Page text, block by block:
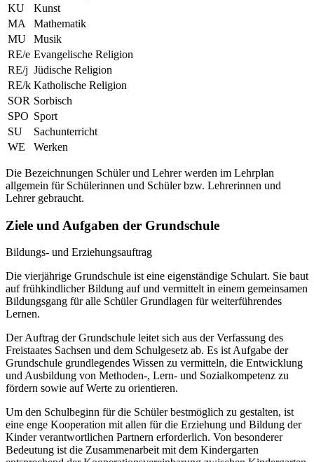
KU
Kunst
MA
Mathematik
MU
Musik
RE/e Evangelische Religion
RE/j Jüdische Religion
RE/k Katholische Religion
SOR Sorbisch
SPO Sport
SU
Sachunterricht
WE
Werken
Die Bezeichnungen Schüler und Lehrer werden im Lehrplan
allgemein für Schülerinnen und Schüler bzw. Lehrerinnen und
Lehrer gebraucht.
Ziele und Aufgaben der Grundschule
Bildungs- und Erziehungsauftrag
Die vierjährige Grundschule ist eine eigenständige Schulart. Sie baut
auf frühkindlicher Bildung auf und vermittelt in einem gemeinsamen
Bildungsgang für alle Schüler Grundlagen für weiterführendes
Lernen.
Der Auftrag der Grundschule leitet sich aus der Verfassung des
Freistaates Sachsen und dem Schulgesetz ab. Es ist Aufgabe der
Grundschule grundlegendes Wissen zu vermitteln, die Entwicklung
und Ausbildung von Methoden-, Lern- und Sozialkompetenz zu
fördern sowie auf Werte zu orientieren.
Um den Schulbeginn für die Schüler bestmöglich zu gestalten, ist
eine enge Kooperation mit allen für die Erziehung und Bildung der
Kinder verantwortlichen Partnern erforderlich. Von besonderer
Bedeutung ist die Zusammenarbeit mit dem Kindergarten